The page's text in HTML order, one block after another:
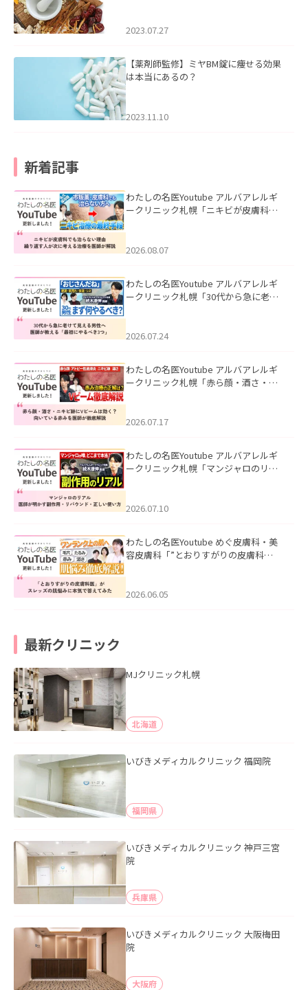
2023.07.27
【薬剤師監修】ミヤBM錠に痩せる効果
は本当にあるの？
2023.11.10
新着記事
わたしの名医Youtube アルバアレルギ
ークリニック札幌「ニキビが皮膚科で
ました。
2026.08.07
わたしの名医Youtube アルバアレルギ
ークリニック札幌「30代から急に老け
た。
2026.07.24
わたしの名医Youtube アルバアレルギ
ークリニック札幌「赤ら顔・酒さ・ニ
した。
2026.07.17
わたしの名医Youtube アルバアレルギ
ークリニック札幌「マンジャロのリア
た。
2026.07.10
わたしの名医Youtube めぐ皮膚科・美
容皮膚科「”とおりすがりの皮膚科
2026.06.05
最新クリニック
MJクリニック札幌
北海道
いびきメディカルクリニック 福岡院
福岡県
いびきメディカルクリニック 神戸三宮
院
兵庫県
いびきメディカルクリニック 大阪梅田
院
大阪府